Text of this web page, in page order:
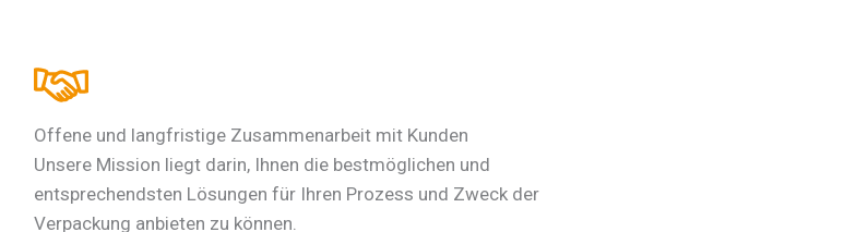
Offene und langfristige Zusammenarbeit mit Kunden
Unsere Mission liegt darin, Ihnen die bestmöglichen und
entsprechendsten Lösungen für Ihren Prozess und Zweck der
Verpackung anbieten zu können.